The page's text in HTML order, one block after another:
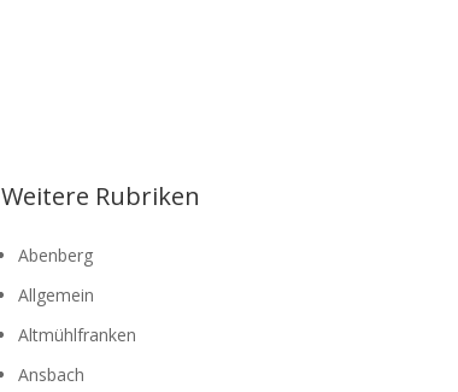
Weitere Rubriken
Abenberg
Allgemein
Altmühlfranken
Ansbach